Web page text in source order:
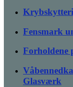
Fensmark
Forholdene
Glasværk